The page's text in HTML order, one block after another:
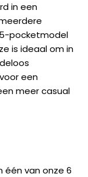
in een
5-pocketmodel
is ideaal om in
een
meer casual
één van onze 6